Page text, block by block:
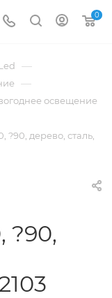
0
—
—
освещение
?90, дерево, сталь,
?90,